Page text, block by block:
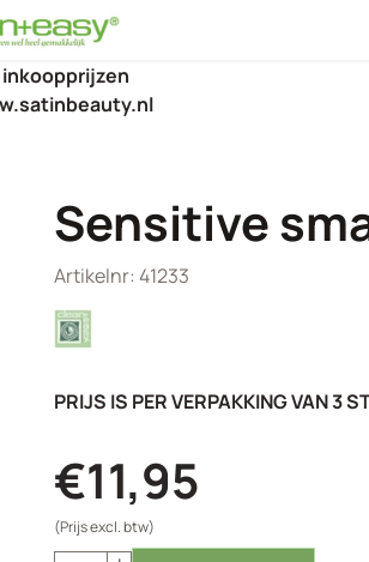
Sensitive
Artikelnr: 41233
PRIJS IS PER VERPAKKING VAN 3
€11,95
(Prijs excl. btw)